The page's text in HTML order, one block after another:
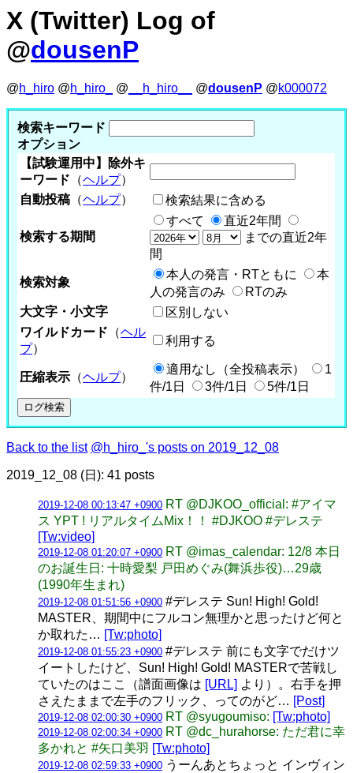
X (Twitter) Log of
@dousenP
@h_hiro @h_hiro_ @ __h_hiro__ @dousenP @k000072
検索キーワード
オプション
【試験運用中】除外キ
ーワード （ヘルプ）
自動投稿 （ヘルプ） 検索結果に含める
検索する期間
すべて
直近2年間
までの直近2年
間
検索対象
本人の発言・RTともに
本
人の発言のみ
RTのみ
大文字・小文字
区別しない
ワイルドカード （ヘル
プ）
利用する
圧縮表示 （ヘルプ）
適用なし（全投稿表示）
1
件/1日
3件/1日 5件/1日
Back to the list @h_hiro_'s posts on 2019_12_08
2019_12_08 (日): 41 posts
2019-12-08 00:13:47 +0900 RT @DJKOO_official: #アイマ
ス YPT ! リアルタイムMix！！ #DJKOO #デレステ
[Tw:video]
2019-12-08 01:20:07 +0900 RT @imas_calendar: 12/8 本日
のお誕生日: 十時愛梨 戸田めぐみ(舞浜歩役)…29歳
(1990年生まれ)
2019-12-08 01:51:56 +0900 #デレステ Sun! High! Gold!
MASTER、期間中にフルコン無理かと思ったけど何と
か取れた… [Tw:photo]
2019-12-08 01:55:23 +0900 #デレステ 前にも文字でだけツ
イートしたけど、Sun! High! Gold! MASTERで苦戦し
ていたのはここ（譜面画像は [URL] より）。右手を押
さえたままで左手のフリック、ってのがど… [Post]
2019-12-08 02:00:30 +0900 RT @syugoumiso: [Tw:photo]
2019-12-08 02:00:34 +0900 RT @dc_hurahorse: ただ君に幸
多かれと #矢口美羽 [Tw:photo]
2019-12-08 02:59:33 +0900 うーんあとちょっと インヴィン